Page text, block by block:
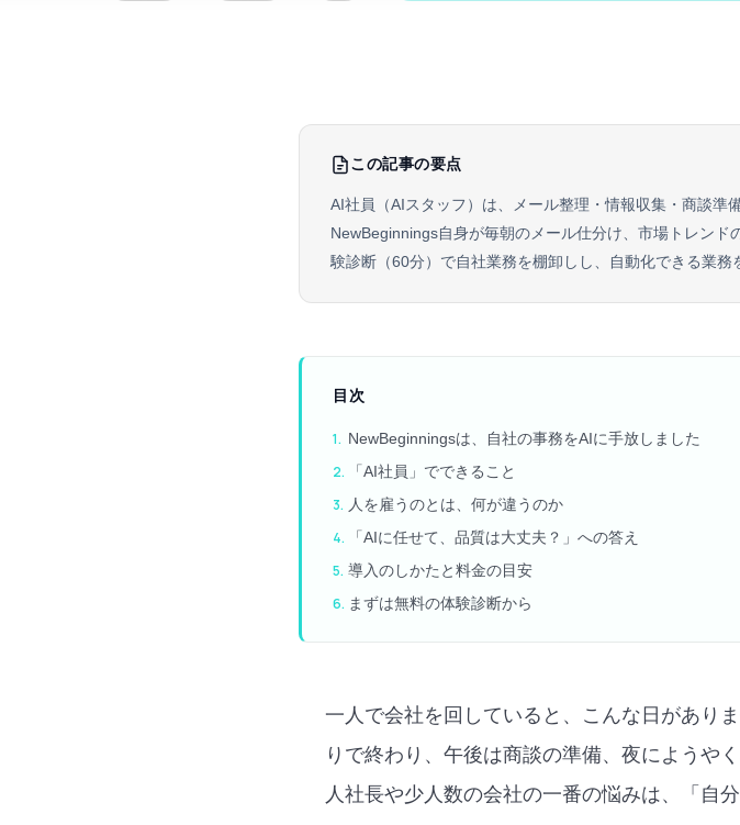
この記事の要点
AI社員（AIスタッフ）は、メール整理・情報収集・商談準
NewBeginnings自身が毎朝のメール仕分け、市場トレン
験診断（60分）で自社業務を棚卸しし、自動化できる業務
目次
NewBeginningsは、自社の事務をAIに手放しました
「AI社員」でできること
人を雇うのとは、何が違うのか
「AIに任せて、品質は大丈夫？」への答え
導入のしかたと料金の目安
まずは無料の体験診断から
一人で会社を回していると、こんな日があり
りで終わり、午後は商談の準備、夜によう
人社長や少人数の会社の一番の悩みは、「自